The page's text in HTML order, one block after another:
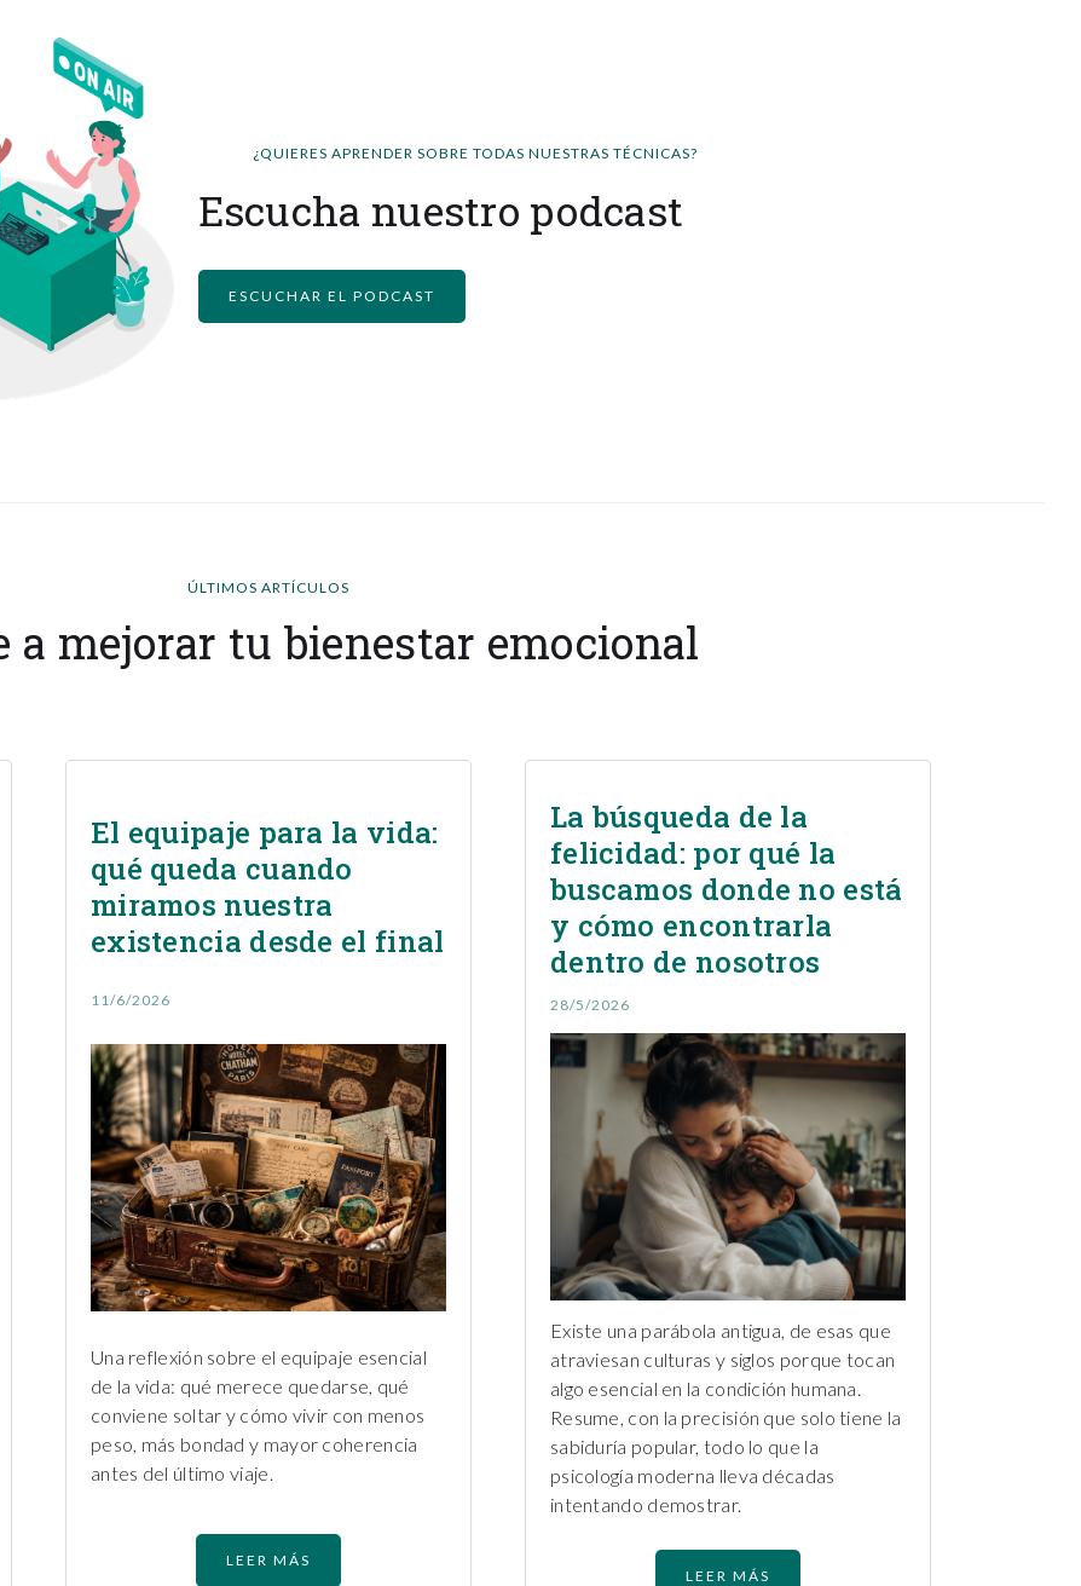
¿QUIERES APRENDER SOBRE TODAS NUESTRAS TÉCNICAS?
Escucha nuestro podcast
ESCUCHAR EL PODCAST
ÚLTIMOS ARTÍCULOS
a mejorar tu bienestar emocional
El equipaje para la vida:
qué queda cuando
miramos nuestra
existencia desde el final
11/6/2026
Una reflexión sobre el equipaje esencial
de la vida: qué merece quedarse, qué
conviene soltar y cómo vivir con menos
peso, más bondad y mayor coherencia
antes del último viaje.
LEER MÁS
La búsqueda de la
felicidad: por qué la
buscamos donde no está
y cómo encontrarla
dentro de nosotros
28/5/2026
Existe una parábola antigua, de esas que
atraviesan culturas y siglos porque tocan
algo esencial en la condición humana.
Resume, con la precisión que solo tiene la
sabiduría popular, todo lo que la
psicología moderna lleva décadas
intentando demostrar.
LEER MÁS